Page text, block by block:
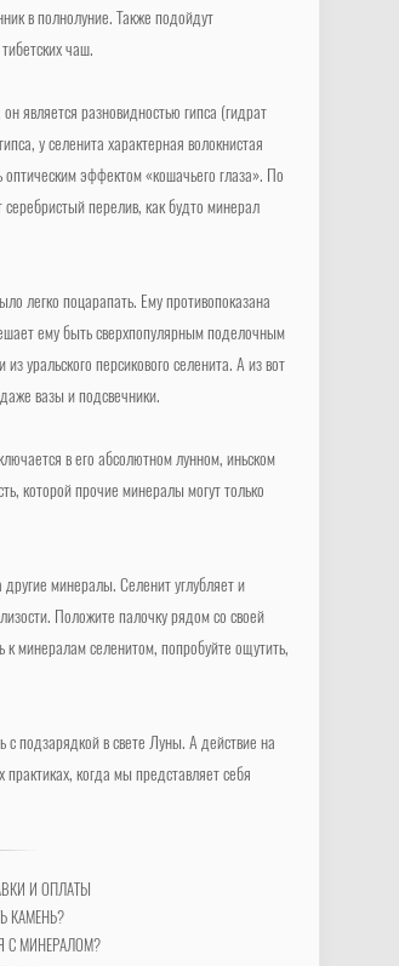
в полнолуние. Также подойдут
чаш.
является разновидностью гипса (гидрат
у селенита характерная волокнистая
оптическим эффектом «кошачьего глаза». По
перелив, как будто минерал
легко поцарапать. Ему противопоказана
ему быть сверхпопулярным поделочным
уральского персикового селенита. А из вот
вазы и подсвечники.
в его абсолютном лунном, иньском
которой прочие минералы могут только
минералы. Селенит углубляет и
Положите палочку рядом со своей
к минералам селенитом, попробуйте ощутить,
подзарядкой в свете Луны. А действие на
когда мы представляет себя
И ОПЛАТЫ
КАМЕНЬ?
С МИНЕРАЛОМ?